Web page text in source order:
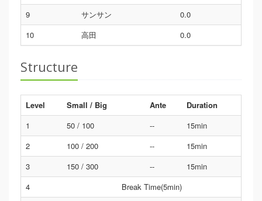
9
サンサン
0.0
10
高田 0.0
Structure
Level Small / Big Ante
Duration
1
50 / 100 --
15min
2
100 / 200 --
15min
3
150 / 300 --
15min
4
Break Time(5min)